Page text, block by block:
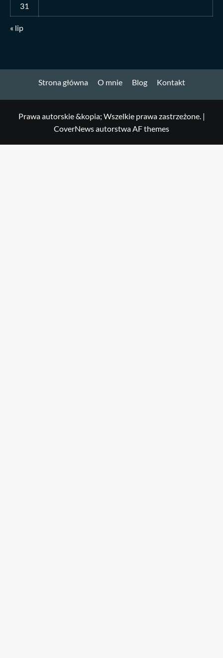
31
« lip
Strona główna O mnie Blog Kontakt
Prawa autorskie &kopia; Wszelkie prawa zastrzeżone. |
CoverNewsautorstwa AF themes